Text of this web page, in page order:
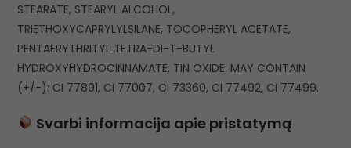
STEARATE, STEARYL ALCOHOL,
TRIETHOXYCAPRYLYLSILANE, TOCOPHERYL ACETATE,
PENTAERYTHRITYL TETRA-DI-T-BUTYL
HYDROXYHYDROCINNAMATE, TIN OXIDE. MAY CONTAIN
(+/-): CI 77891, CI 77007, CI 73360, CI 77492, CI 77499.
Svarbi informacija apie pristatymą